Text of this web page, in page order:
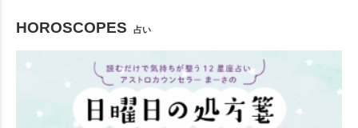
HOROSCOPES 占い